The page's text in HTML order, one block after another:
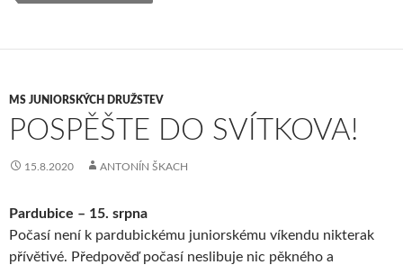
MS JUNIORSKÝCH DRUŽSTEV
POSPĚŠTE DO SVÍTKOVA!
15.8.2020 ANTONÍN ŠKACH
Pardubice – 15. srpna
Počasí není k pardubickému juniorskému víkendu nikterak
přívětivé. Předpověď počasí neslibuje nic pěkného a